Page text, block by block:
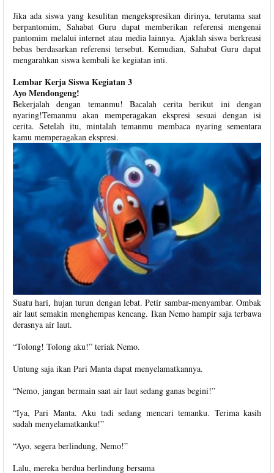
Jika ada siswa yang kesulitan mengekspresikan dirinya, terutama saat
berpantomim, Sahabat Guru dapat memberikan referensi mengenai
pantomim melalui internet atau media lainnya. Ajaklah siswa berkreasi
bebas berdasarkan referensi tersebut. Kemudian, Sahabat Guru dapat
mengarahkan siswa kembali ke kegiatan inti.
Lembar Kerja Siswa Kegiatan 3
Ayo Mendongeng!
Bekerjalah dengan temanmu! Bacalah cerita berikut ini dengan
nyaring!Temanmu akan memperagakan ekspresi sesuai dengan isi
cerita. Setelah itu, mintalah temanmu membaca nyaring sementara
kamu memperagakan ekspresi.
Suatu hari, hujan turun dengan lebat. Petir sambar-menyambar. Ombak
air laut semakin menghempas kencang. Ikan Nemo hampir saja terbawa
derasnya air laut.
“Tolong! Tolong aku!” teriak Nemo.
Untung saja ikan Pari Manta dapat menyelamatkannya.
“Nemo, jangan bermain saat air laut sedang ganas begini!”
“Iya, Pari Manta. Aku tadi sedang mencari temanku. Terima kasih
sudah menyelamatkanku!”
“Ayo, segera berlindung, Nemo!”
Lalu, mereka berdua berlindung bersama